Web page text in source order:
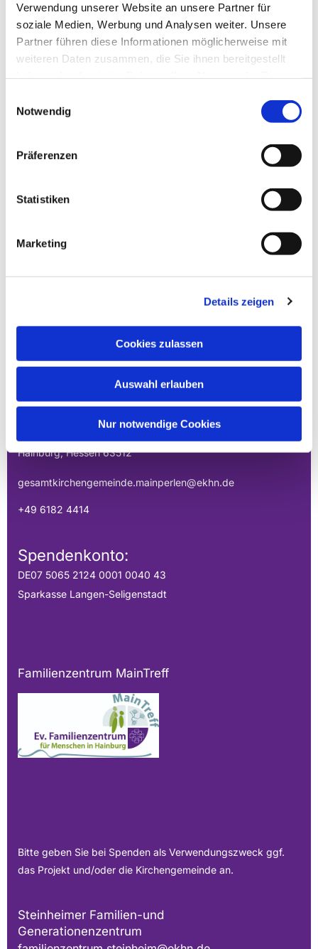
Verwendung unserer Website an unsere Partner für
soziale Medien, Werbung und Analysen weiter. Unsere
Partner führen diese Informationen möglicherweise mit
weiteren Daten zusammen, die Sie ihnen bereitgestellt
Notwendig
Präferenzen
Statistiken
Marketing
Details zeigen
Cookies zulassen
Auswahl erlauben
Nur notwendige Cookies
EVANGELISCHE
GESAMTKIRCHENGEMEINDE DER
MAINPERLEN
Hainburg, Hessen 63512
gesamtkirchengemeinde.mainperlen@ekhn.de
+49 6182 4414
Spendenkonto:
DE07 5065 2124 0001 0040 43
Sparkasse Langen-Seligenstadt
Familienzentrum MainTreff
Bitte geben Sie bei Spenden als Verwendungszweck ggf.
das Projekt und/oder die Kirchengemeinde an.
Steinheimer Familien-und
Generationenzentrum